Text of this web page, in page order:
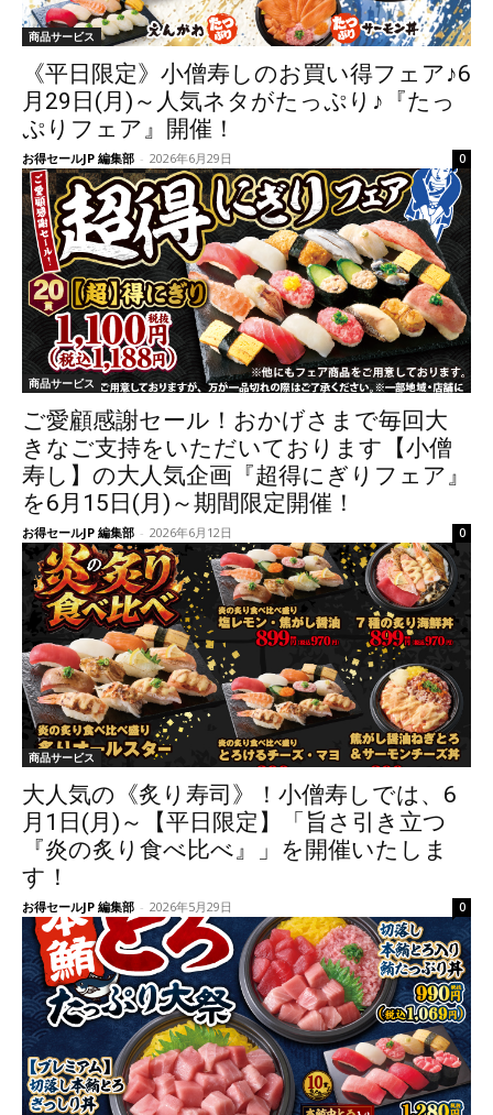
商品サービス
《平日限定》小僧寿しのお買い得フェア♪6
月29日(月)～人気ネタがたっぷり♪『たっ
ぷりフェア』開催！
お得セールJP 編集部 - 2026年6月29日 0
商品サービス
ご愛顧感謝セール！おかげさまで毎回大
きなご支持をいただいております【小僧
寿し】の大人気企画『超得にぎりフェア』
を6月15日(月)～期間限定開催！
お得セールJP 編集部 - 2026年6月12日 0
商品サービス
大人気の《炙り寿司》！小僧寿しでは、6
月1日(月)～【平日限定】「旨さ引き立つ
『炎の炙り食べ比べ』」を開催いたしま
す！
お得セールJP 編集部 - 2026年5月29日 0